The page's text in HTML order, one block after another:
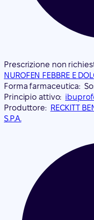
Prescrizione non
NUROFEN FEBBRE E
Forma farmaceutica:
Principio attivo:
Produttore: RECKITT
S.P.A.